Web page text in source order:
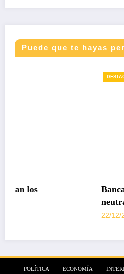
Puede que te hayas
Bancamía logra la
neutralidad, bajo la
Xiomara
POLÍTICA ECONOMÍA